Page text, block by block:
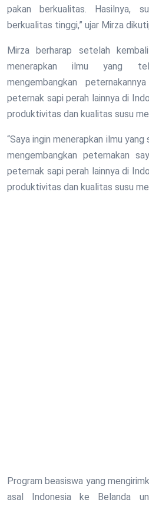
pakan berkualitas. Hasilnya,
berkualitas tinggi,” ujar Mirza
Mirza berharap setelah
menerapkan ilmu yang
mengembangkan
peternak sapi perah lainnya di
produktivitas dan kualitas susu
“Saya ingin menerapkan ilmu
mengembangkan peternakan
peternak sapi perah lainnya di
produktivitas dan kualitas susu
Program beasiswa yang
asal Indonesia ke Belanda